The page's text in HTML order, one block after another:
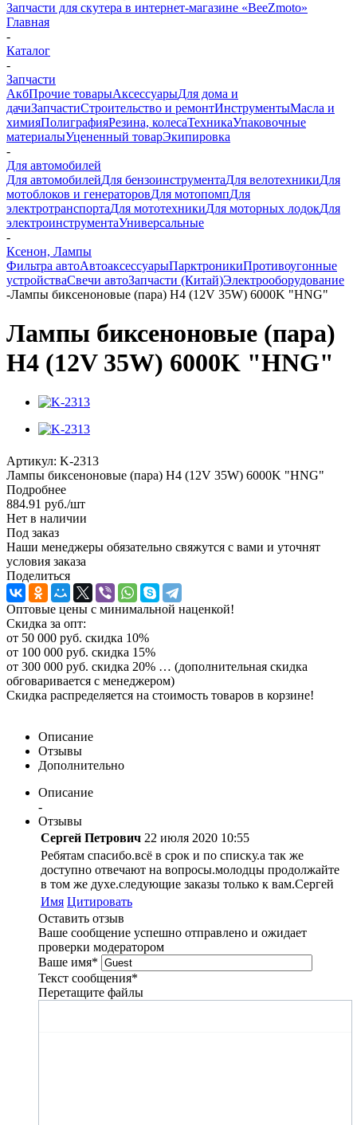
Запчасти для скутера в интернет-магазине «BeeZmoto»
Главная
-
Каталог
-
Запчасти
АкбПрочие товарыАксессуарыДля дома и
дачиЗапчастиСтроительство и ремонтИнструментыМасла и
химияПолиграфияРезина, колесаТехникаУпаковочные
материалыУцененный товарЭкипировка
-
Для автомобилей
Для автомобилейДля бензоинструментаДля велотехникиДля
мотоблоков и генераторовДля мотопомпДля
электротранспортаДля мототехникиДля моторных лодокДля
электроинструментаУниверсальные
-
Ксенон, Лампы
Фильтра автоАвтоаксессуарыПарктроникиПротивоугонные
устройстваСвечи автоЗапчасти (Китай)Электрооборудование
-Лампы биксеноновые (пара) H4 (12V 35W) 6000K "HNG"
Лампы биксеноновые (пара)
H4 (12V 35W) 6000K "HNG"
Артикул: K-2313
Лампы биксеноновые (пара) H4 (12V 35W) 6000K "HNG"
Подробнее
884.91 руб./шт
Нет в наличии
Под заказ
Наши менеджеры обязательно свяжутся с вами и уточнят
условия заказа
Поделиться
Оптовые цены с минимальной наценкой!
Скидка за опт:
от 50 000 руб. скидка 10%
от 100 000 руб. скидка 15%
от 300 000 руб. скидка 20% … (дополнительная скидка
обговаривается с менеджером)
Скидка распределяется на стоимость товаров в корзине!
Описание
Отзывы
Дополнительно
Описание
-
Отзывы
Сергей Петрович 22 июля 2020 10:55
Ребятам спасибо.всё в срок и по списку.а так же
доступно отвечают на вопросы.молодцы продолжайте
в том же духе.следующие заказы только к вам.Сергей
Имя Цитировать
Оставить отзыв
Ваше сообщение успешно отправлено и ожидает
проверки модератором
Ваше имя*
Текст сообщения*
Перетащите файлы